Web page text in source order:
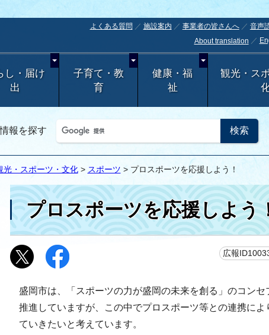
よくある質問 施設案内 事業者の皆さんへ 音声
About translation
し・届け
出
子育て・教
育
健康・福
祉
観光・ス
報を探す
光・スポーツ・文化> スポーツ > プロスポーツを応援しよう！
プロスポーツを応援しよう
広報
盛岡市は、「スポーツの力が盛岡の未来を創る」のコン
推進していますが、この中でプロスポーツ等との連携に
ていきたいと考えています。